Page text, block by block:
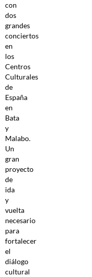
con
dos
grandes
conciertos
en
los
Centros
Culturales
de
España
en
Bata
y
Malabo.
Un
gran
proyecto
de
ida
y
vuelta
necesario
para
fortalecer
el
diálogo
cultural